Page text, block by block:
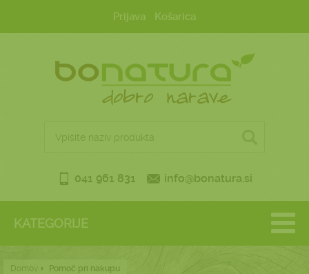
Prijava Košarica
041 961 831 info@bonatura.si
KATEGORIJE
Domov Pomoč pri nakupu